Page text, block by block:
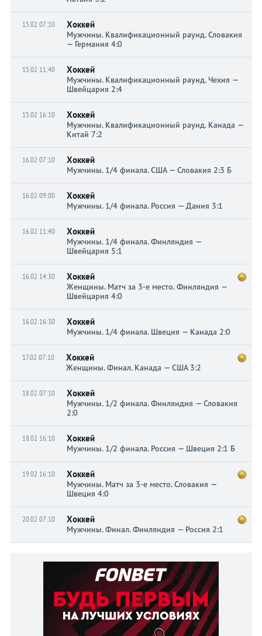
15.02 07:10 Хоккей
Мужчины. Квалификационный раунд. Словакия
— Германия 4:0
15.02 11:40 Хоккей
Мужчины. Квалификационный раунд. Чехия —
Швейцария 2:4
15.02 16:10 Хоккей
Мужчины. Квалификационный раунд. Канада —
Китай 7:2
16.02 07:10 Хоккей
Мужчины. 1/4 финала. США — Словакия 2:3 Б
16.02 09:00 Хоккей
Мужчины. 1/4 финала. Россия — Дания 3:1
16.02 11:40 Хоккей
Мужчины. 1/4 финала. Финляндия —
Швейцария 5:1
16.02 14:30 Хоккей
Женщины. Матч за 3-е место. Финляндия —
Швейцария 4:0
16.02 16:30 Хоккей
Мужчины. 1/4 финала. Швеция — Канада 2:0
17.02 07:10 Хоккей
Женщины. Финал. Канада — США 3:2
18.02 07:10 Хоккей
Мужчины. 1/2 финала. Финляндия — Словакия
2:0
18.02 16:10 Хоккей
Мужчины. 1/2 финала. Россия — Швеция 2:1 Б
19.02 16:10 Хоккей
Мужчины. Матч за 3-е место. Словакия —
Швеция 4:0
20.02 07:10 Хоккей
Мужчины. Финал. Финляндия — Россия 2:1